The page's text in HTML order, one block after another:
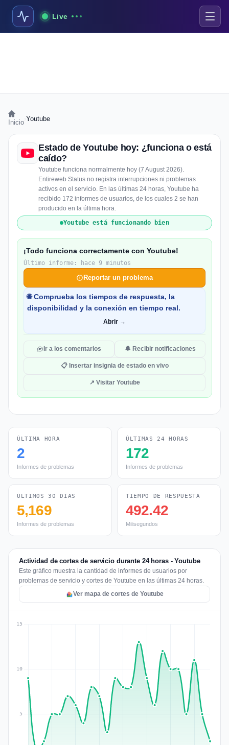
Live
Inicio Youtube
Estado de Youtube hoy: ¿funciona o está
caído?
Youtube funciona normalmente hoy (7 August 2026).
Entireweb Status no registra interrupciones ni problemas
activos en el servicio. En las últimas 24 horas, Youtube ha
recibido 172 informes de usuarios, de los cuales 2 se han
producido en la última hora.
Youtube está funcionando bien
¡Todo funciona correctamente con Youtube!
Último informe: hace 9 minutos
Reportar un problema
🌐 Comprueba los tiempos de respuesta, la
disponibilidad y la conexión en tiempo real.
Abrir →
Ir a los comentarios 🔔 Recibir notificaciones
📋 Insertar insignia de estado en vivo
↗ Visitar Youtube
ÚLTIMA HORA
2
Informes de problemas
ÚLTIMAS 24 HORAS
172
Informes de problemas
ÚLTIMOS 30 DÍAS
5,169
Informes de problemas
TIEMPO DE RESPUESTA
492.42
Milisegundos
Actividad de cortes de servicio durante 24 horas - Youtube
Este gráfico muestra la cantidad de informes de usuarios por
problemas de servicio y cortes de Youtube en las últimas 24 horas.
Ver mapa de cortes de Youtube